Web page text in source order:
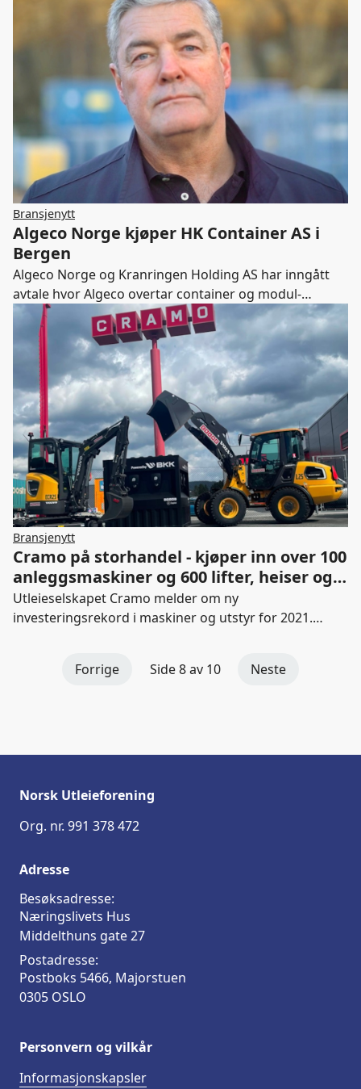
Bransjenytt
Algeco Norge kjøper HK Container AS i
Bergen
Algeco Norge og Kranringen Holding AS har inngått
avtale hvor Algeco overtar container og modul-
virksomheten til HK Container AS.
Bransjenytt
Cramo på storhandel - kjøper inn over 100
anleggsmaskiner og 600 lifter, heiser og
teleskoptrucker
Utleieselskapet Cramo melder om ny
investeringsrekord i maskiner og utstyr for 2021.
Forrige
Side 8 av 10 Neste
Norsk Utleieforening
Org. nr. 991 378 472
Adresse
Besøksadresse:
Næringslivets Hus
Middelthuns gate 27
Postadresse:
Postboks 5466, Majorstuen
0305 OSLO
Personvern og vilkår
Informasjonskapsler